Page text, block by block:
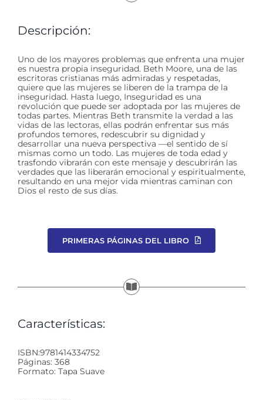
Descripción:
Uno de los mayores problemas que enfrenta una mujer
es nuestra propia inseguridad. Beth Moore, una de las
escritoras cristianas más admiradas y respetadas,
quiere que las mujeres se liberen de la trampa de la
inseguridad. Hasta luego, Inseguridad es una
revolución que puede ser adoptada por las mujeres de
todas partes. Mientras Beth transmite la verdad a las
vidas de las lectoras, ellas podrán enfrentar sus más
profundos temores, redescubrir su dignidad y
desarrollar una nueva perspectiva —el sentido de sí
mismas como un todo. Las mujeres de toda edad y
trasfondo vibrarán con este mensaje y descubrirán las
verdades que las liberarán emocional y espiritualmente,
resultando en una mejor vida mientras caminan con
Dios el resto de sus días.
PRIMERAS PÁGINAS DEL LIBRO
Características:
ISBN:9781414334752
Páginas: 368
Formato: Tapa Suave